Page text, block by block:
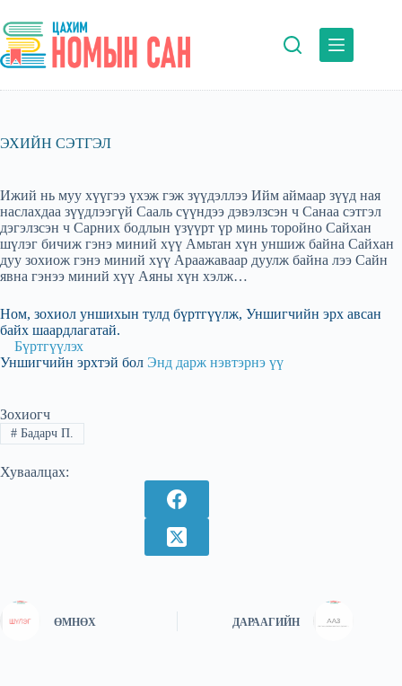
to
content
ЭХИЙН СЭТГЭЛ
Ижий нь муу хүүгээ үхэж гэж зүүдэллээ Ийм аймаар зүүд ная
наслахдаа зүүдлээгүй Сааль сүүндээ дэвэлзсэн ч Санаа сэтгэл
дэгэлзсэн ч Сарних бодлын үзүүрт үр минь торойно Сайхан
шүлэг бичиж гэнэ миний хүү Амьтан хүн уншиж байна Сайхан
дуу зохиож гэнэ миний хүү Араажаваар дуулж байна лээ Сайн
явна гэнээ миний хүү Аяны хүн хэлж…
Ном, зохиол уншихын тулд бүртгүүлж, Уншигчийн эрх авсан
байх шаардлагатай.
Бүртгүүлэх
Уншигчийн эрхтэй бол Энд дарж нэвтэрнэ үү
Зохиогч
#Бадарч П.
Хуваалцах:
ӨМНӨХ ДАРААГИЙН